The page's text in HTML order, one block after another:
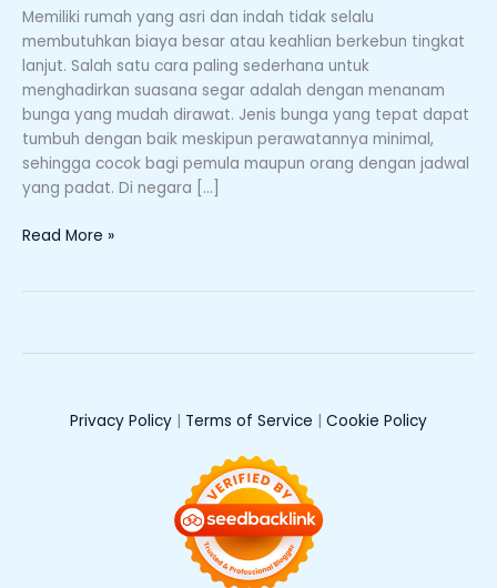
Memiliki rumah yang asri dan indah tidak selalu
membutuhkan biaya besar atau keahlian berkebun tingkat
lanjut. Salah satu cara paling sederhana untuk
menghadirkan suasana segar adalah dengan menanam
bunga yang mudah dirawat. Jenis bunga yang tepat dapat
tumbuh dengan baik meskipun perawatannya minimal,
sehingga cocok bagi pemula maupun orang dengan jadwal
yang padat. Di negara […]
Mudah
Ditanam
untuk
Mempercantik
Rumah
Read More »
Privacy Policy | Terms of Service | Cookie Policy